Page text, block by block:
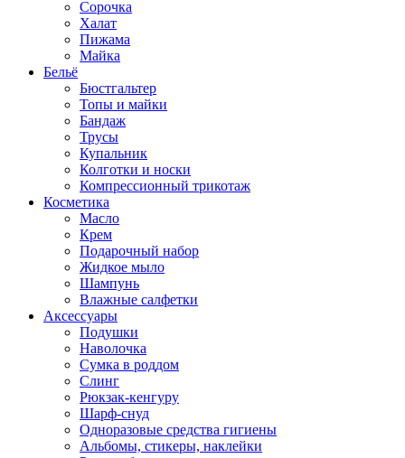
Сорочка
Халат
Пижама
Майка
Бельё
Бюстгальтер
Топы и майки
Бандаж
Трусы
Купальник
Колготки и носки
Компрессионный трикотаж
Косметика
Масло
Крем
Подарочный набор
Жидкое мыло
Шампунь
Влажные салфетки
Аксессуары
Подушки
Наволочка
Сумка в роддом
Cлинг
Рюкзак-кенгуру
Шарф-снуд
Одноразовые средства гигиены
Альбомы, стикеры, наклейки